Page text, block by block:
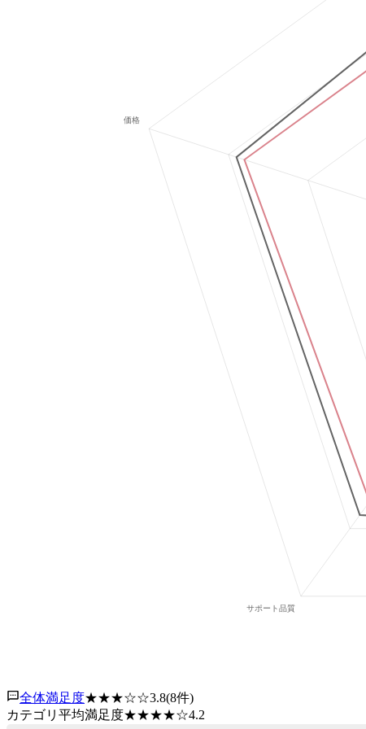
全体満足度★★★☆☆3.8(8件)
カテゴリ平均満足度★★★★☆4.2